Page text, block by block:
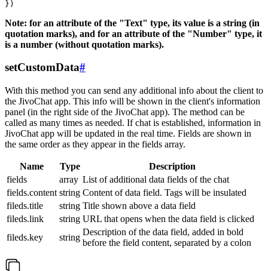
Note: for an attribute of the "Text" type, its value is a string (in
quotation marks), and for an attribute of the "Number" type, it
is a number (without quotation marks).
setCustomData#
With this method you can send any additional info about the client to
the JivoChat app. This info will be shown in the client's information
panel (in the right side of the JivoChat app). The method can be
called as many times as needed. If chat is established, information in
JivoChat app will be updated in the real time. Fields are shown in
the same order as they appear in the fields array.
Name Type
Description
fields
array List of additional data fields of the chat
fields.content string Content of data field. Tags will be insulated
fileds.title
string Title shown above a data field
fileds.link
string URL that opens when the data field is clicked
fileds.key
string
Description of the data field, added in bold
before the field content, separated by a colon